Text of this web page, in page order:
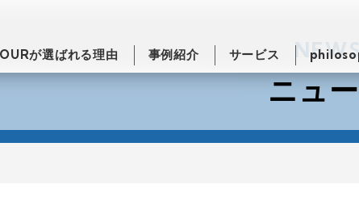
OURが選ばれる理由 事例紹介 サービス
ニュ